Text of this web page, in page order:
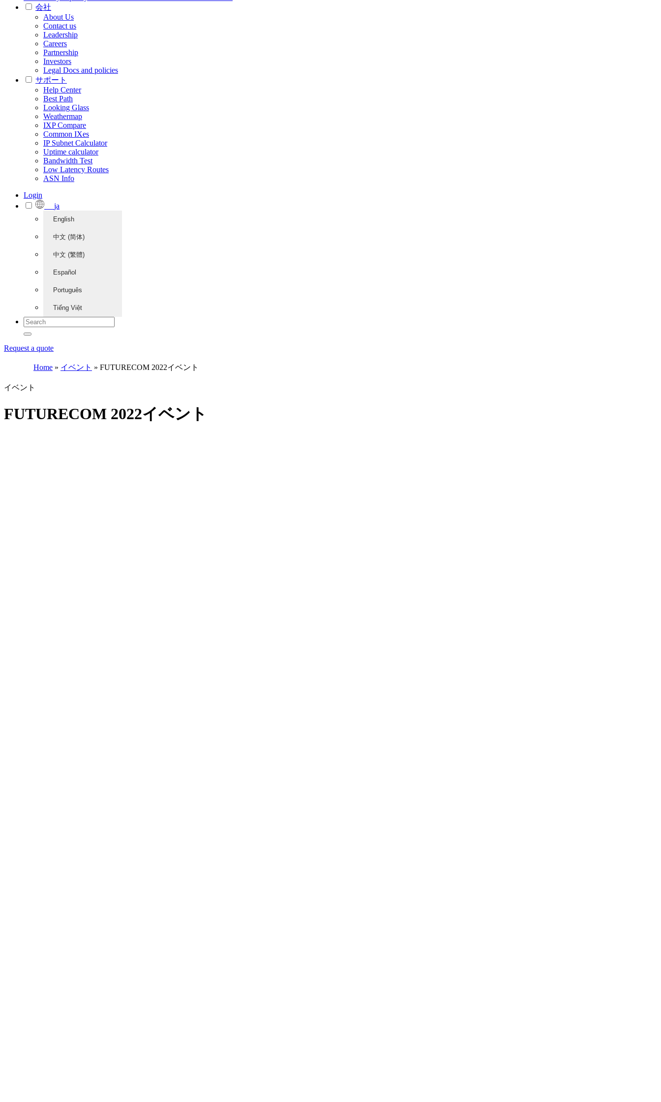
会社
About Us
Contact us
Leadership
Careers
Partnership
Investors
Legal Docs and policies
サポート
Help Center
Best Path
Looking Glass
Weathermap
IXP Compare
Common IXes
IP Subnet Calculator
Uptime calculator
Bandwidth Test
Low Latency Routes
ASN Info
Login
ja
English
中文 (简体)
中文 (繁體)
Español
Português
Tiếng Việt
Request a quote
Home » イベント » FUTURECOM 2022イベント
イベント
FUTURECOM 2022イベント